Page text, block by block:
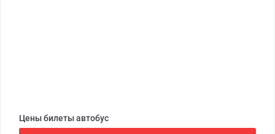
Цены билеты автобус